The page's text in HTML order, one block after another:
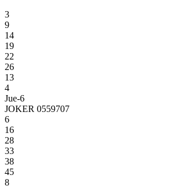
3
9
14
19
22
26
13
4
Jue-6
JOKER 0559707
6
16
28
33
38
45
8